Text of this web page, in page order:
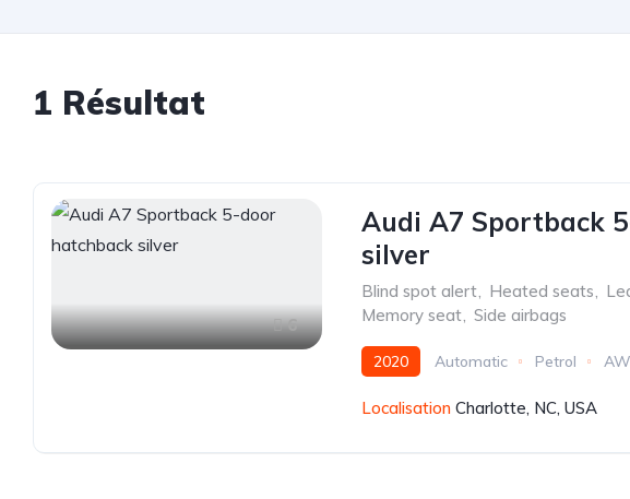
1 Résultat
6
Audi A7 Sportback
silver
Blind spot alert, Heated seats,
Memory seat, Side airbags
2020 Automatic Petrol
Localisation Charlotte, NC, USA